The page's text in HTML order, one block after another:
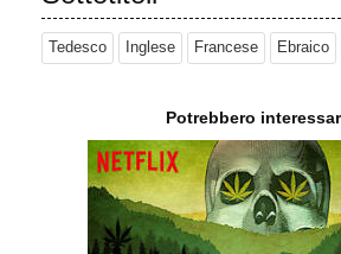
Tedesco Inglese Francese Ebraico
Potrebbero